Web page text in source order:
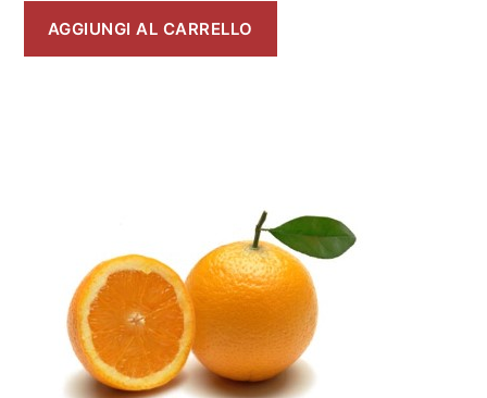
AGGIUNGI AL CARRELLO